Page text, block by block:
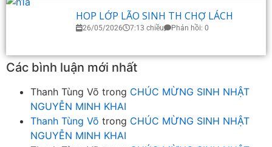
HOP LỚP LÃO SINH TH CHỢ LÁCH
26/05/2026 7:13 chiều Phản hồi: 0
Các bình luận mới nhất
Thanh Tùng Võ trong CHÚC MỪNG SINH NHẬT
NGUYỄN MINH KHAI
Thanh Tùng Võ trong CHÚC MỪNG SINH NHẬT
NGUYỄN MINH KHAI